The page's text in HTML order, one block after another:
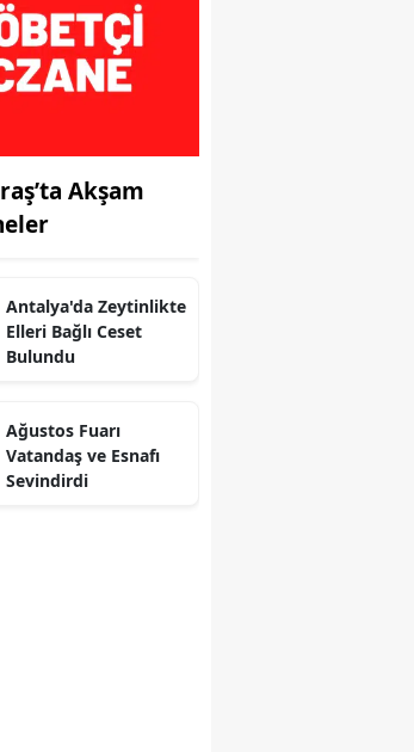
Akşam
Antalya'da Zeytinlikte
Elleri Bağlı Ceset
Bulundu
Ağustos Fuarı
Vatandaş ve Esnafı
Sevindirdi